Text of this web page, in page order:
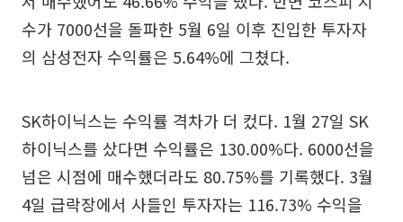
수가 7000선을 돌파한 5월 6일 이후 진입한 투자자
의 삼성전자 수익률은 5.64%에 그쳤다.
SK하이닉스는 수익률 격차가 더 컸다. 1월 27일 SK
하이닉스를 샀다면 수익률은 130.00%다. 6000선을
넘은 시점에 매수했더라도 80.75%를 기록했다. 3월
4일 급락장에서 사들인 투자자는 116.73% 수익을